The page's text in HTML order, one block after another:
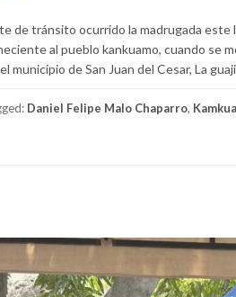
de tránsito ocurrido la madrugada este
al pueblo kankuamo, cuando se
municipio de San Juan del Cesar, La
Daniel Felipe Malo Chaparro,